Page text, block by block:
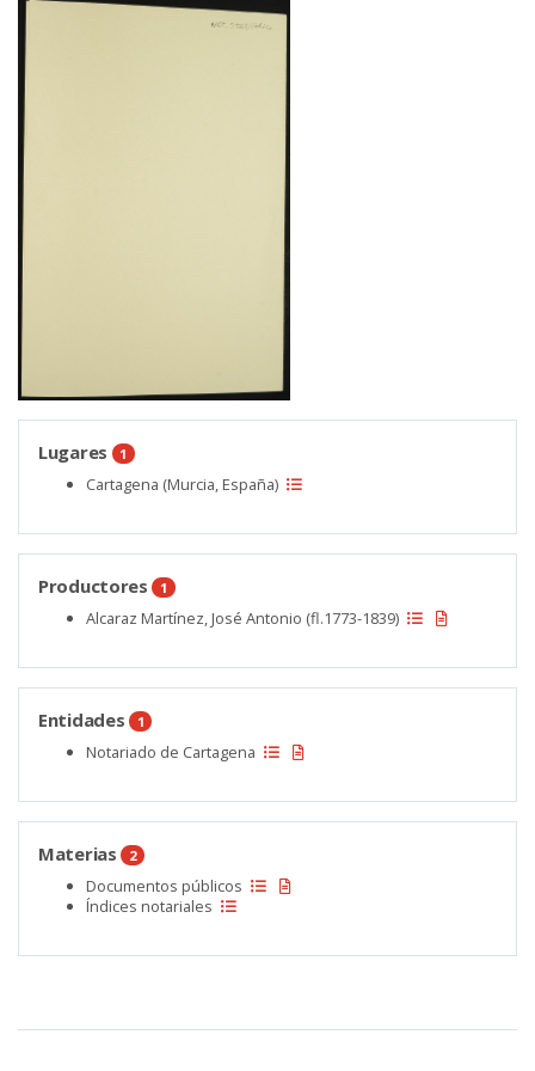
Lugares 1
Cartagena (Murcia, España)
Productores 1
Alcaraz Martínez, José Antonio (fl.1773-1839)
Entidades 1
Notariado de Cartagena
Materias 2
Documentos públicos
Índices notariales